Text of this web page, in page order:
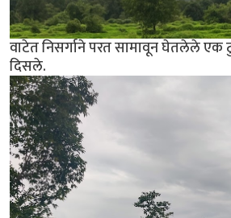
वाटेत निसर्गाने परत सामावून घेतलेले
दिसले.